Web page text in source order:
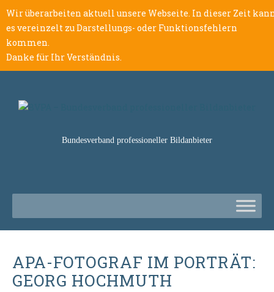
Wir überarbeiten aktuell unsere Webseite. In dieser Zeit
es vereinzelt zu Darstellungs- oder Funktionsfehlern
kommen.
Danke für Ihr Verständnis.
Bundesverband professioneller Bildanbieter
APA-FOTOGRAF IM PORTRÄT:
GEORG HOCHMUTH